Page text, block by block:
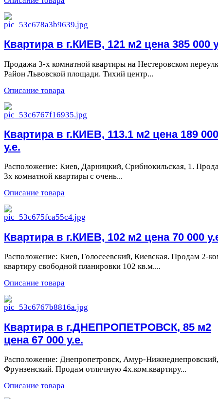
Квартира в г.КИЕВ, 121 м2 цена 385 000
Продажа 3-х комнатной квартиры на Нестеровском
Район Львовской площади. Тихий центр...
Описание товара
Квартира в г.КИЕВ, 113.1 м2 цена 189 000
у.е.
Расположение: Киев, Дарницкий, Срибнокильская, 1.
3х комнатной квартиры с очень...
Описание товара
Квартира в г.КИЕВ, 102 м2 цена 70 000
Расположение: Киев, Голосеевский, Киевская. Продам 2-
квартиру свободной планировки 102 кв.м....
Описание товара
Квартира в г.ДНЕПРОПЕТРОВСК, 85 м2
цена 67 000 у.е.
Расположение: Днепропетровск, Амур-Нижнеднепровский,
Фрунзенский. Продам отличную 4х.ком.квартиру...
Описание товара